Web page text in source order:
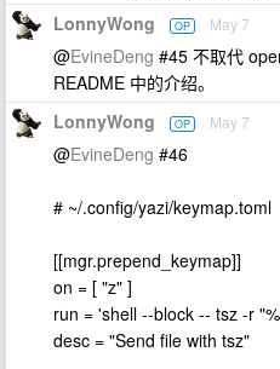
LonnyWong OP May 7
@EvineDeng #45 不取代
README 中的介绍。
LonnyWong OP May 7
@EvineDeng #46
# ~/.config/yazi/keymap.toml
[[mgr.prepend_keymap]]
on = [ "z" ]
run = 'shell --block -- tsz -r
desc = "Send file with tsz"